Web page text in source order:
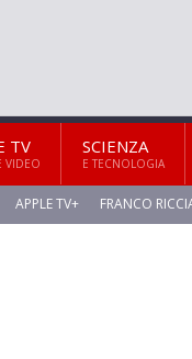
TV
VIDEO
SCIENZA
E TECNOLOGIA
APPLE TV+ FRANCO